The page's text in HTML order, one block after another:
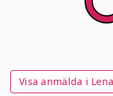
Visa anmälda i